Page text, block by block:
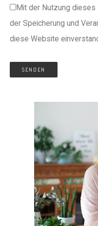
Mit der Nutzung dieses
der Speicherung und
diese Website